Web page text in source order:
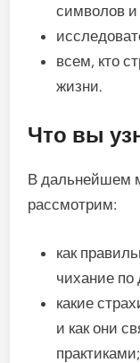
символов и
всем, кто
жизни.
Что вы
В дальнейшем
рассмотрим:
как
чихание
какие
и как они
практиками;